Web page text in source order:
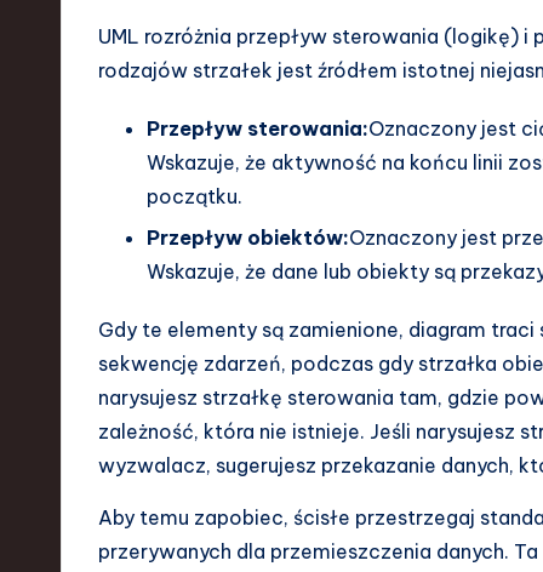
UML rozróżnia przepływ sterowania (logikę)
rodzajów strzałek jest źródłem istotnej
Przepływ sterowania:Oznaczony jest
Wskazuje, że aktywność na końcu linii
początku.
Przepływ obiektów:Oznaczony jest
Wskazuje, że dane lub obiekty są
Gdy te elementy są zamienione, diagram
sekwencję zdarzeń, podczas gdy strzałka
narysujesz strzałkę sterowania tam, gdzie
zależność, która nie istnieje. Jeśli narysujesz
wyzwalacz, sugerujesz przekazanie danych,
Aby temu zapobiec, ścisłe przestrzegaj
przerywanych dla przemieszczenia danych.